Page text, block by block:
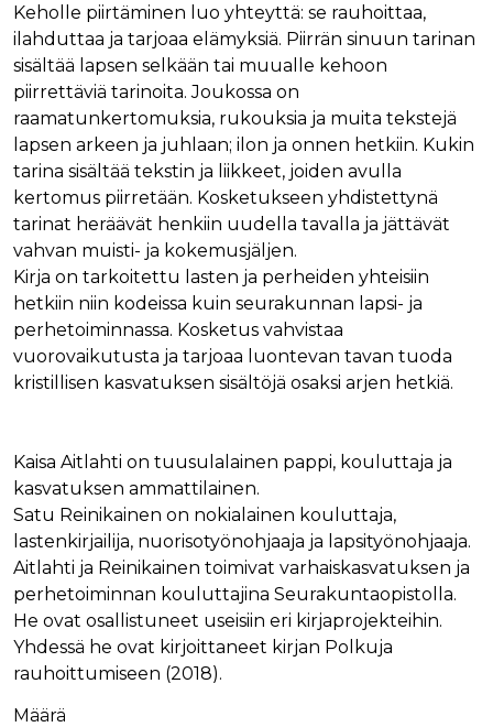
Keholle piirtäminen luo yhteyttä: se rauhoittaa,
ilahduttaa ja tarjoaa elämyksiä. Piirrän sinuun tarinan
sisältää lapsen selkään tai muualle kehoon
piirrettäviä tarinoita. Joukossa on
raamatunkertomuksia, rukouksia ja muita tekstejä
lapsen arkeen ja juhlaan; ilon ja onnen hetkiin. Kukin
tarina sisältää tekstin ja liikkeet, joiden avulla
kertomus piirretään. Kosketukseen yhdistettynä
tarinat heräävät henkiin uudella tavalla ja jättävät
vahvan muisti- ja kokemusjäljen.
Kirja on tarkoitettu lasten ja perheiden yhteisiin
hetkiin niin kodeissa kuin seurakunnan lapsi- ja
perhetoiminnassa. Kosketus vahvistaa
vuorovaikutusta ja tarjoaa luontevan tavan tuoda
kristillisen kasvatuksen sisältöjä osaksi arjen hetkiä.
Kaisa Aitlahti on tuusulalainen pappi, kouluttaja ja
kasvatuksen ammattilainen.
Satu Reinikainen on nokialainen kouluttaja,
lastenkirjailija, nuorisotyönohjaaja ja lapsityönohjaaja.
Aitlahti ja Reinikainen toimivat varhaiskasvatuksen ja
perhetoiminnan kouluttajina Seurakuntaopistolla.
He ovat osallistuneet useisiin eri kirjaprojekteihin.
Yhdessä he ovat kirjoittaneet kirjan Polkuja
rauhoittumiseen (2018).
Määrä